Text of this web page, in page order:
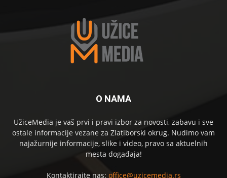
O NAMA
UžiceMedia je vaš prvi i pravi izbor za novosti, zabavu i sve
ostale informacije vezane za Zlatiborski okrug. Nudimo vam
najažurnije informacije, slike i video, pravo sa aktuelnih
mesta događaja!
Kontaktirajte nas: office@uzicemedia.rs